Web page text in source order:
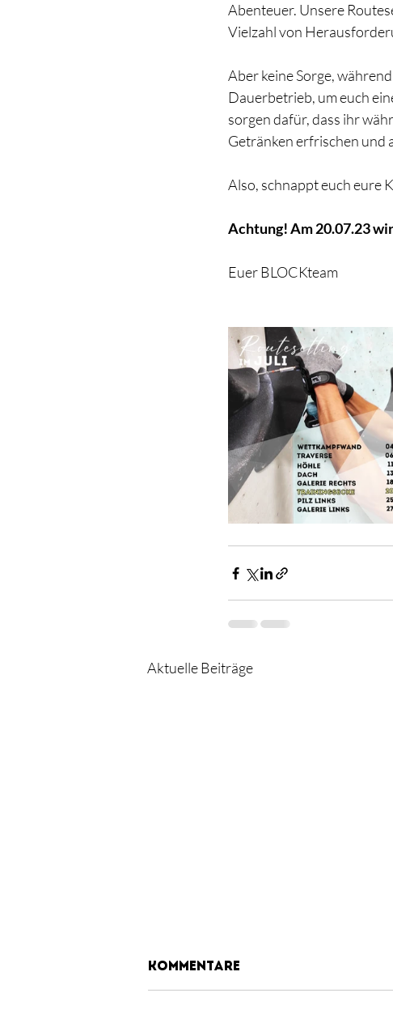
Abenteuer. Unsere
Vielzahl von
Aber keine Sorge,
Dauerbetrieb, um euch
sorgen dafür, dass ihr
Getränken erfrischen und
Also, schnappt euch eure
Achtung! Am 20.07.23
Euer BLOCKteam
Aktuelle Beiträge
Kommentare